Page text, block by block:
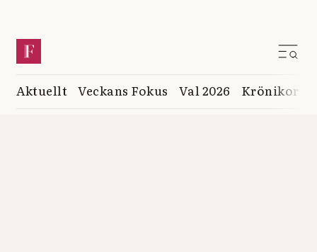
Aktuellt Veckans Fokus Val 2026 Krönikor